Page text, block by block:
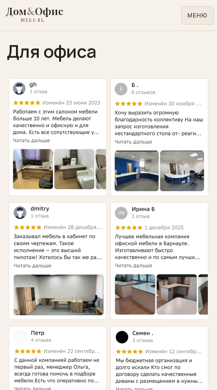
Дом&Офис
МЕБЕЛЬ
МЕНЮ
Для
Для
офиса
Лофт
металл
Кровати
матрасы
Медицинская
лабораторная
Учебная
дошкольная
Конференц-
залы
Торговая
выставочная
Бары
рестораны
Написать
нам
Для офиса